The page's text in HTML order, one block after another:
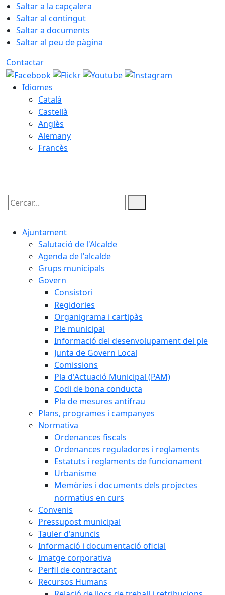
Saltar a la capçalera
Saltar al contingut
Saltar a documents
Saltar al peu de pàgina
Contactar
Idiomes
Català
Castellà
Anglès
Alemany
Francès
Cercar:
Ajuntament
Salutació de l'Alcalde
Agenda de l'alcalde
Grups municipals
Govern
Consistori
Regidories
Organigrama i cartipàs
Ple municipal
Informació del desenvolupament del ple
Junta de Govern Local
Comissions
Pla d'Actuació Municipal (PAM)
Codi de bona conducta
Pla de mesures antifrau
Plans, programes i campanyes
Normativa
Ordenances fiscals
Ordenances reguladores i reglaments
Estatuts i reglaments de funcionament
Urbanisme
Memòries i documents dels projectes
normatius en curs
Convenis
Pressupost municipal
Tauler d'anuncis
Informació i documentació oficial
Imatge corporativa
Perfil de contractant
Recursos Humans